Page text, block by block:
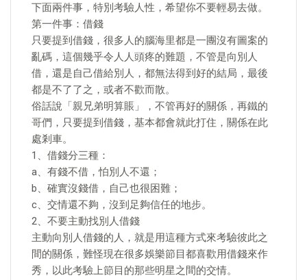
下面兩件事，特別考驗人性，希望你不要輕易去做。
第一件事：借錢
只要提到借錢，很多人的腦海里都是一團沒有圖案的
亂碼，這個幾乎令人人頭疼的難題，不管是向別人
借，還是自己借給別人，都無法得到好的結局，最後
都是不了了之，或者不歡而散。
俗話說「親兄弟明算賬」，不管再好的關係，再鐵的
哥們，只要提到借錢，基本都會就此打住，關係在此
處剎車。
1、借錢分三種：
a、有錢不借，怕別人不還；
b、確實沒錢借，自己也很困難；
c、交情還不夠，沒到足夠信任的地步。
2、不要主動找別人借錢
主動向別人借錢的人，就是用這種方式來考驗彼此之
間的關係，難怪現在很多娛樂節目都喜歡用借錢來作
秀，以此考驗上節目的那些明星之間的交情。